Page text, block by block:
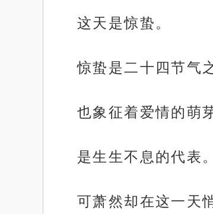
这天是惊蛰。
惊蛰是二十四节气
也象征着爱情的萌
是生生不息的代表。
可萧然却在这一天